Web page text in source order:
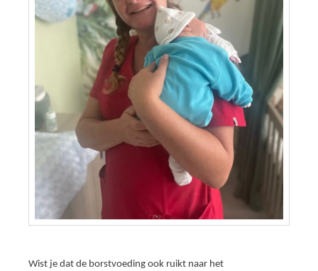
Wist je dat de borstvoeding ook ruikt naar het